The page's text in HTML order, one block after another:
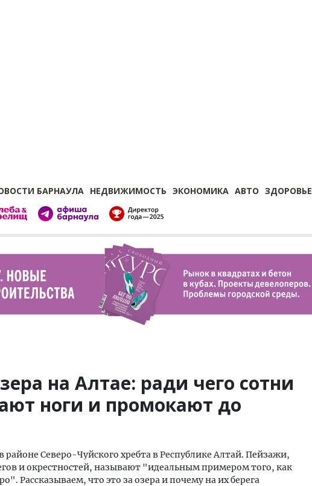
БАРНАУЛА НЕДВИЖИМОСТЬ ЭКОНОМИКА АВТО ЗДОРОВЬЕ
на Алтае: ради чего сотни
ноги и промокают до
районе Северо-Чуйского хребта в Республике Алтай. Пейзажи,
и окрестностей, называют "идеальным примером того, как
Рассказываем, что это за озера и почему на их берега